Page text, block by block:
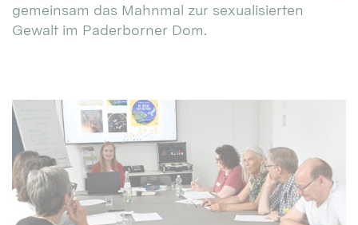
gemeinsam das Mahnmal zur sexualisierten
Gewalt im Paderborner Dom.